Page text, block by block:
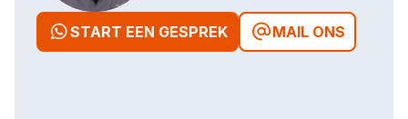
START EEN GESPREK MAIL ONS